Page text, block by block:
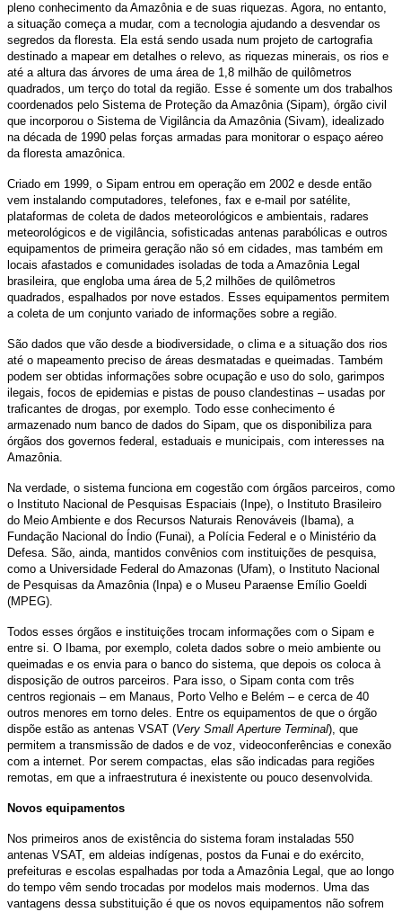
pleno conhecimento da Amazônia e de suas riquezas. Agora, no entanto,
a situação começa a mudar, com a tecnologia ajudando a desvendar os
segredos da floresta. Ela está sendo usada num projeto de cartografia
destinado a mapear em detalhes o relevo, as riquezas minerais, os rios e
até a altura das árvores de uma área de 1,8 milhão de quilômetros
quadrados, um terço do total da região. Esse é somente um dos trabalhos
coordenados pelo Sistema de Proteção da Amazônia (Sipam), órgão civil
que incorporou o Sistema de Vigilância da Amazônia (Sivam), idealizado
na década de 1990 pelas forças armadas para monitorar o espaço aéreo
da floresta amazônica.
Criado em 1999, o Sipam entrou em operação em 2002 e desde então
vem instalando computadores, telefones, fax e e-mail por satélite,
plataformas de coleta de dados meteorológicos e ambientais, radares
meteorológicos e de vigilância, sofisticadas antenas parabólicas e outros
equipamentos de primeira geração não só em cidades, mas também em
locais afastados e comunidades isoladas de toda a Amazônia Legal
brasileira, que engloba uma área de 5,2 milhões de quilômetros
quadrados, espalhados por nove estados. Esses equipamentos permitem
a coleta de um conjunto variado de informações sobre a região.
São dados que vão desde a biodiversidade, o clima e a situação dos rios
até o mapeamento preciso de áreas desmatadas e queimadas. Também
podem ser obtidas informações sobre ocupação e uso do solo, garimpos
ilegais, focos de epidemias e pistas de pouso clandestinas – usadas por
traficantes de drogas, por exemplo. Todo esse conhecimento é
armazenado num banco de dados do Sipam, que os disponibiliza para
órgãos dos governos federal, estaduais e municipais, com interesses na
Amazônia.
Na verdade, o sistema funciona em cogestão com órgãos parceiros, como
o Instituto Nacional de Pesquisas Espaciais (Inpe), o Instituto Brasileiro
do Meio Ambiente e dos Recursos Naturais Renováveis (Ibama), a
Fundação Nacional do Índio (Funai), a Polícia Federal e o Ministério da
Defesa. São, ainda, mantidos convênios com instituições de pesquisa,
como a Universidade Federal do Amazonas (Ufam), o Instituto Nacional
de Pesquisas da Amazônia (Inpa) e o Museu Paraense Emílio Goeldi
(MPEG).
Todos esses órgãos e instituições trocam informações com o Sipam e
entre si. O Ibama, por exemplo, coleta dados sobre o meio ambiente ou
queimadas e os envia para o banco do sistema, que depois os coloca à
disposição de outros parceiros. Para isso, o Sipam conta com três
centros regionais – em Manaus, Porto Velho e Belém – e cerca de 40
outros menores em torno deles. Entre os equipamentos de que o órgão
dispõe estão as antenas VSAT (Very Small Aperture Terminal), que
permitem a transmissão de dados e de voz, videoconferências e conexão
com a internet. Por serem compactas, elas são indicadas para regiões
remotas, em que a infraestrutura é inexistente ou pouco desenvolvida.
Novos equipamentos
Nos primeiros anos de existência do sistema foram instaladas 550
antenas VSAT, em aldeias indígenas, postos da Funai e do exército,
prefeituras e escolas espalhadas por toda a Amazônia Legal, que ao longo
do tempo vêm sendo trocadas por modelos mais modernos. Uma das
vantagens dessa substituição é que os novos equipamentos não sofrem